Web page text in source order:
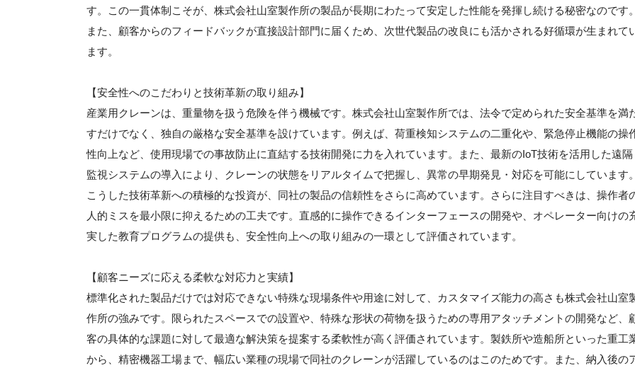
す。この一貫体制こそが、株式会社山室製作所の製品が長期にわたって安定した性能を発揮し続ける秘密なのです。
また、顧客からのフィードバックが直接設計部門に届くため、次世代製品の改良にも活かされる好循環が生まれて
ます。
【安全性へのこだわりと技術革新の取り組み】
産業用クレーンは、重量物を扱う危険を伴う機械です。株式会社山室製作所では、法令で定められた安全基準を満
すだけでなく、独自の厳格な安全基準を設けています。例えば、荷重検知システムの二重化や、緊急停止機能の操
性向上など、使用現場での事故防止に直結する技術開発に力を入れています。また、最新のIoT技術を活用した遠隔
監視システムの導入により、クレーンの状態をリアルタイムで把握し、異常の早期発見・対応を可能にしています。
こうした技術革新への積極的な投資が、同社の製品の信頼性をさらに高めています。さらに注目すべきは、操作者
人的ミスを最小限に抑えるための工夫です。直感的に操作できるインターフェースの開発や、オペレーター向けの
実した教育プログラムの提供も、安全性向上への取り組みの一環として評価されています。
【顧客ニーズに応える柔軟な対応力と実績】
標準化された製品だけでは対応できない特殊な現場条件や用途に対して、カスタマイズ能力の高さも株式会社山室
作所の強みです。限られたスペースでの設置や、特殊な形状の荷物を扱うための専用アタッチメントの開発など、
客の具体的な課題に対して最適な解決策を提案する柔軟性が高く評価されています。製鉄所や造船所といった重工
から、精密機器工場まで、幅広い業種の現場で同社のクレーンが活躍しているのはこのためです。また、納入後の